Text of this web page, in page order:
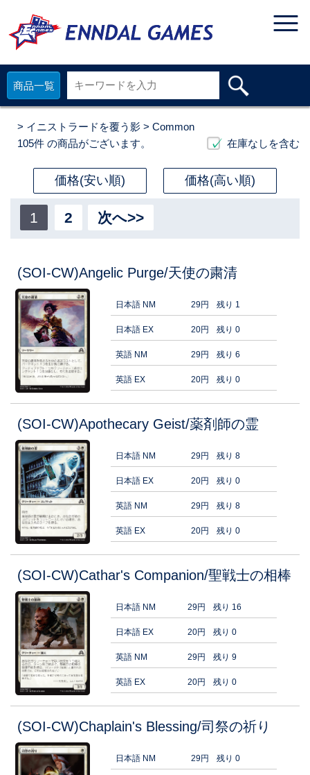
商品一覧
> イニストラードを覆う影 > Common
105件 の商品がございます。 在庫なしを含む
価格(安い順) 価格(高い順)
1 2 次へ>>
(SOI-CW)Angelic Purge/天使の粛清
日本語 NM 29円 残り 1
日本語 EX 20円 残り 0
英語 NM 29円 残り 6
英語 EX 20円 残り 0
(SOI-CW)Apothecary Geist/薬剤師の霊
日本語 NM 29円 残り 8
日本語 EX 20円 残り 0
英語 NM 29円 残り 8
英語 EX 20円 残り 0
(SOI-CW)Cathar's Companion/聖戦士の相棒
日本語 NM 29円 残り 16
日本語 EX 20円 残り 0
英語 NM 29円 残り 9
英語 EX 20円 残り 0
(SOI-CW)Chaplain's Blessing/司祭の祈り
日本語 NM 29円 残り 0